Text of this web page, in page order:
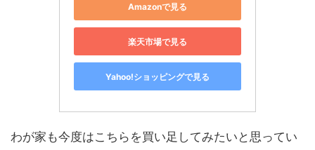
Amazonで見る
楽天市場で見る
Yahoo!ショッピングで見る
わが家も今度はこちらを買い足してみたいと思ってい